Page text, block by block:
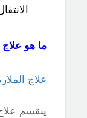
ما هو علاج
علاج
ينقسم